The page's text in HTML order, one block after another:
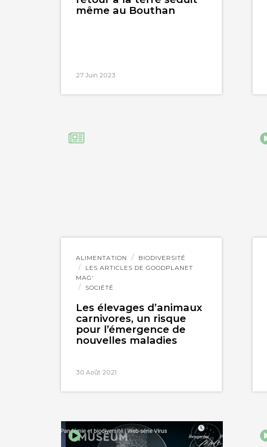
même au Bouthan
27 Juin 2023
ALIMENTATION
BIODIVERSITÉ
LES ARTICLES DE GOODPLANET
MAG'
SOCIÉTÉ
Les élevages d’animaux
carnivores, un risque
pour l’émergence de
nouvelles maladies
30 Août 2021
Lire
l'article